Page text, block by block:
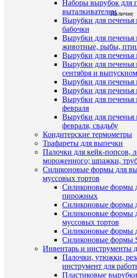
Наборы вырубок для
выталкивателем
Вырубки для
бабочки
Вырубки для печенья
животные, рыбы,
Вырубки для печенья
Вырубки для печенья
сентября и
Вырубки для печенья
Вырубки для печенья
Вырубки для печенья
февраля
Вырубки для печенья
февраля, свадьбу
Кондитерские термометры
Трафареты для выпечки
Палочки для кейк-попсов,
мороженного; шпажки,
Силиконовые формы для
муссовых тортов
Силиконовые формы
пирожных
Силиконовые формы
Силиконовые формы
муссовых тортов
Силиконовые формы
Силиконовые формы
Инвентарь и инструменты
Палочки, утюжки,
инструмент для
Пластиковые
Наличие